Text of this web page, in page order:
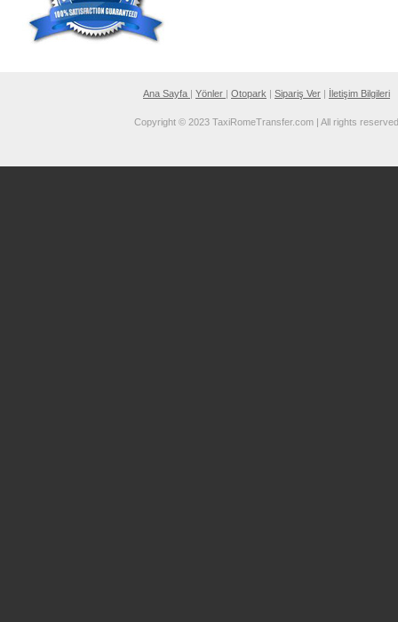
Ana Sayfa | Yönler | Otopark | Sipariş Ver | İletişim Bilgileri
Copyright © 2023 TaxiRomeTransfer.com | All rights reserved